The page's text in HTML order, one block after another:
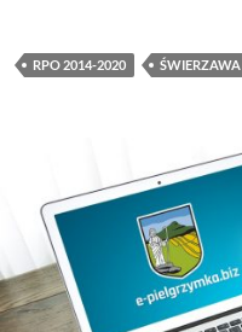
RPO 2014-2020 ŚWIERZAWA